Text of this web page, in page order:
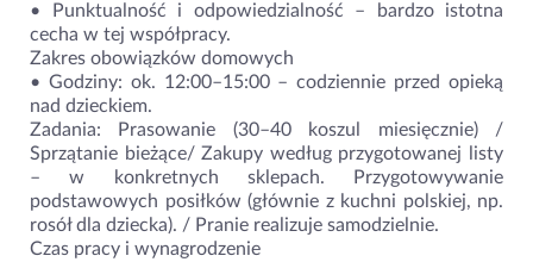
• Punktualność i odpowiedzialność – bardzo istotna
cecha w tej współpracy.
Zakres obowiązków domowych
• Godziny: ok. 12:00–15:00 – codziennie przed opieką
nad dzieckiem.
Zadania: Prasowanie (30–40 koszul miesięcznie) /
Sprzątanie bieżące/ Zakupy według przygotowanej listy
– w konkretnych sklepach. Przygotowywanie
podstawowych posiłków (głównie z kuchni polskiej, np.
rosół dla dziecka). / Pranie realizuje samodzielnie.
Czas pracy i wynagrodzenie